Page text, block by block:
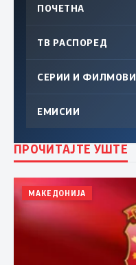
ПОЧЕТНА
ТВ РАСПОРЕД
СЕРИИ И ФИЛМОВИ
ЕМИСИИ
ПРОЧИТАЈТЕ УШТЕ
МАКЕДОНИЈА